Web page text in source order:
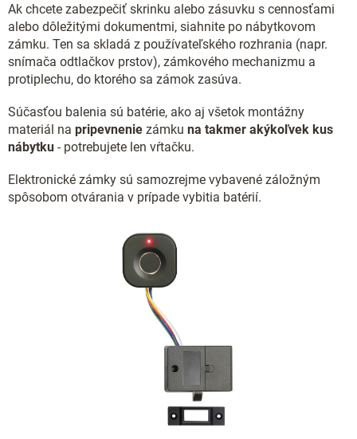
e
p
r
v
k
v
ý
p
i
u
Ak chcete zabezpečiť skrinku alebo zásuvku s cennosťami
alebo dôležitými dokumentmi, siahnite po nábytkovom
zámku. Ten sa skladá z používateľského rozhrania (napr.
snímača odtlačkov prstov), zámkového mechanizmu a
protiplechu, do ktorého sa zámok zasúva.
Súčasťou balenia sú batérie, ako aj všetok montážny
materiál na pripevnenie zámku na takmer akýkoľvek kus
nábytku - potrebujete len vŕtačku.
Elektronické zámky sú samozrejme vybavené záložným
spôsobom otvárania v prípade vybitia batérií.